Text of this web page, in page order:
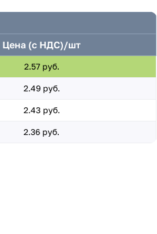
Цена (с НДС)/шт
2.57 руб.
2.49 руб.
2.43 руб.
2.36 руб.